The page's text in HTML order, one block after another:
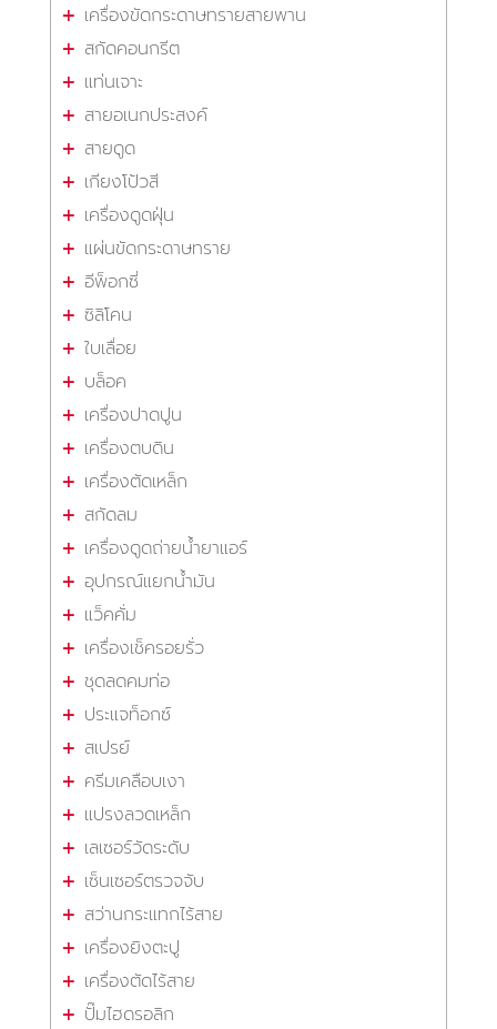
เครื่องขัดกระดาษทรายสายพาน
สกัดคอนกรีต
แท่นเจาะ
สายอเนกประสงค์
สายดูด
เกียงโป้วสี
เครื่องดูดฝุ่น
แผ่นขัดกระดาษทราย
อีพ็อกซี่
ซิลิโคน
ใบเลื่อย
บล็อค
เครื่องปาดปูน
เครื่องตบดิน
เครื่องตัดเหล็ก
สกัดลม
เครื่องดูดถ่ายน้ำยาแอร์
อุปกรณ์แยกน้ำมัน
แว็คคั่ม
เครื่องเช็ครอยรั่ว
ชุดลดคมท่อ
ประแจท็อกซ์
สเปรย์
ครีมเคลือบเงา
แปรงลวดเหล็ก
เลเซอร์วัดระดับ
เซ็นเซอร์ตรวจจับ
สว่านกระแทกไร้สาย
เครื่องยิงตะปู
เครื่องตัดไร้สาย
ปั๊มไฮดรอลิก